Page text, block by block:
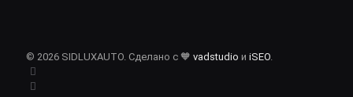
© 2026 SIDLUXAUTO. Сделано с 🧡 vadstudio и iSEO.